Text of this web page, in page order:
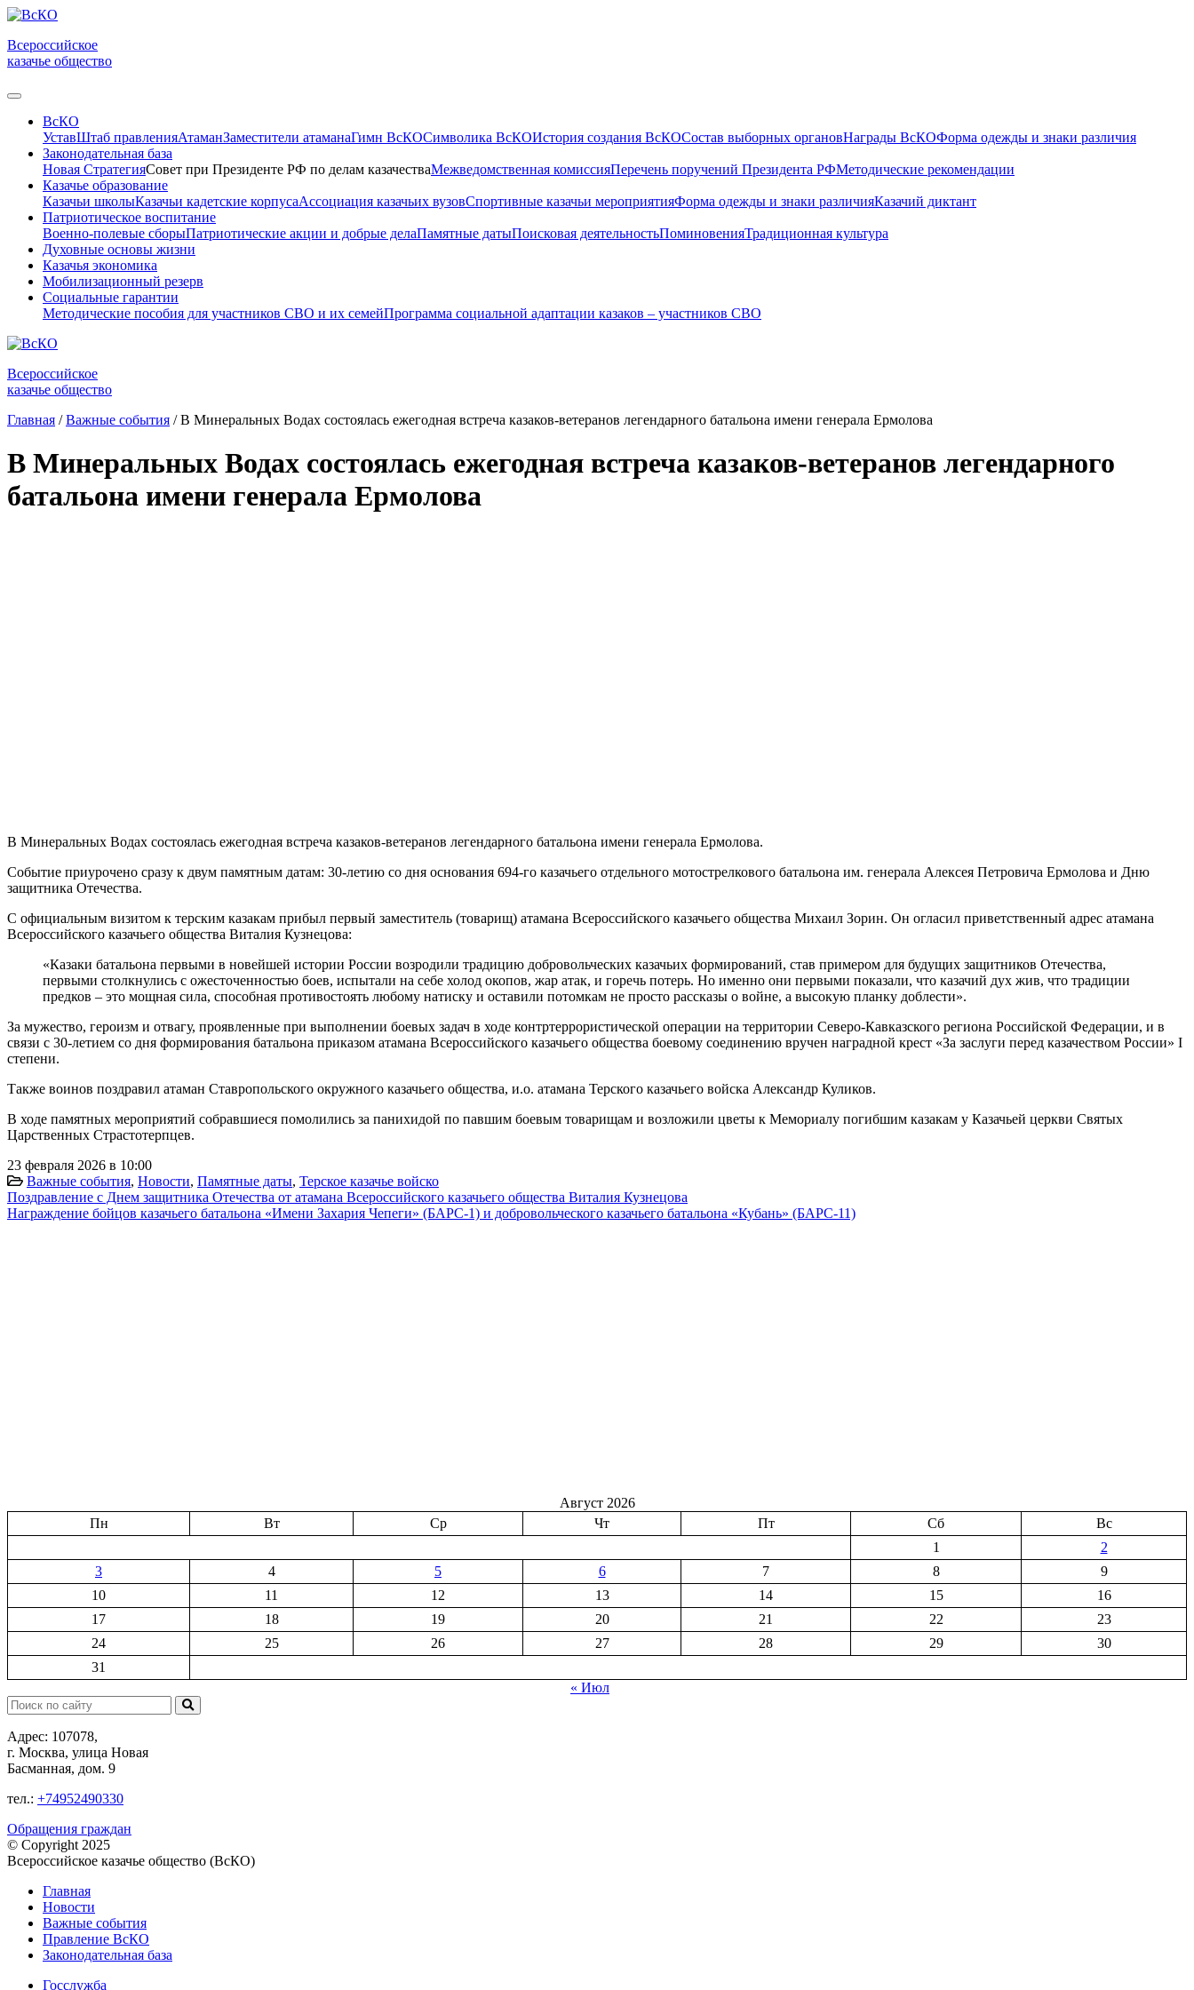
Всероссийское
казачье общество
ВсКО
УставШтаб правленияАтаманЗаместители атаманаГимн ВсКОСимволика ВсКОИстория создания ВсКОСостав выборных органовНаграды ВсКОФорма одежды и знаки различия
Законодательная база
Новая СтратегияСовет при Президенте РФ по делам казачестваМежведомственная комиссияПеречень поручений Президента РФМетодические рекомендации
Казачье образование
Казачьи школыКазачьи кадетские корпусаАссоциация казачьих вузовСпортивные казачьи мероприятияФорма одежды и знаки различияКазачий диктант
Патриотическое воспитание
Военно-полевые сборыПатриотические акции и добрые делаПамятные датыПоисковая деятельностьПоминовенияТрадиционная культура
Духовные основы жизни
Казачья экономика
Мобилизационный резерв
Социальные гарантии
Методические пособия для участников СВО и их семейПрограмма социальной адаптации казаков – участников СВО
Всероссийское
казачье общество
Главная / Важные события / В Минеральных Водах состоялась ежегодная встреча казаков-ветеранов легендарного батальона имени генерала Ермолова
В Минеральных Водах состоялась ежегодная встреча казаков-ветеранов легендарного
батальона имени генерала Ермолова
В Минеральных Водах состоялась ежегодная встреча казаков-ветеранов легендарного батальона имени генерала Ермолова.
Событие приурочено сразу к двум памятным датам: 30-летию со дня основания 694-го казачьего отдельного мотострелкового батальона им. генерала Алексея Петровича Ермолова и Дню
защитника Отечества.
С официальным визитом к терским казакам прибыл первый заместитель (товарищ) атамана Всероссийского казачьего общества Михаил Зорин. Он огласил приветственный адрес атамана
Всероссийского казачьего общества Виталия Кузнецова:
«Казаки батальона первыми в новейшей истории России возродили традицию добровольческих казачьих формирований, став примером для будущих защитников Отечества,
первыми столкнулись с ожесточенностью боев, испытали на себе холод окопов, жар атак, и горечь потерь. Но именно они первыми показали, что казачий дух жив, что традиции
предков – это мощная сила, способная противостоять любому натиску и оставили потомкам не просто рассказы о войне, а высокую планку доблести».
За мужество, героизм и отвагу, проявленные при выполнении боевых задач в ходе контртеррористической операции на территории Северо-Кавказского региона Российской Федерации, и в
связи с 30-летием со дня формирования батальона приказом атамана Всероссийского казачьего общества боевому соединению вручен наградной крест «За заслуги перед казачеством России» I
степени.
Также воинов поздравил атаман Ставропольского окружного казачьего общества, и.о. атамана Терского казачьего войска Александр Куликов.
В ходе памятных мероприятий собравшиеся помолились за панихидой по павшим боевым товарищам и возложили цветы к Мемориалу погибшим казакам у Казачьей церкви Святых
Царственных Страстотерпцев.
23 февраля 2026 в 10:00
Важные события, Новости, Памятные даты, Терское казачье войско
Поздравление с Днем защитника Отечества от атамана Всероссийского казачьего общества Виталия Кузнецова
Награждение бойцов казачьего батальона «Имени Захария Чепеги» (БАРС-1) и добровольческого казачьего батальона «Кубань» (БАРС-11)
Август 2026
Пн
Вт Ср Чт Пт Сб
Вс
1
2
3
4 5 6 7 8
9
10
11 12 13 14 15
16
17
18 19 20 21 22
23
24
25 26 27 28 29
30
31
« Июл
Поиск:
Адрес: 107078,
г. Москва, улица Новая
Басманная, дом. 9
тел.: +74952490330
Обращения граждан
© Copyright 2025
Всероссийское казачье общество (ВсКО)
Главная
Новости
Важные события
Правление ВсКО
Законодательная база
Госслужба